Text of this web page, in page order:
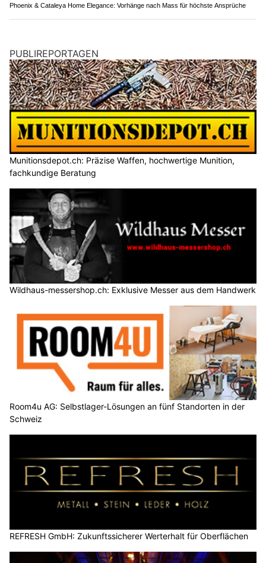
Phoenix & Cataleya Home Elegance: Vorhänge nach Mass für höchste Ansprüche
PUBLIREPORTAGEN
Munitionsdepot.ch: Präzise Waffen, hochwertige Munition,
fachkundige Beratung
Wildhaus-messershop.ch: Exklusive Messer aus dem Handwerk
Room4u AG: Selbstlager-Lösungen an fünf Standorten in der
Schweiz
REFRESH GmbH: Zukunftssicherer Werterhalt für Oberflächen